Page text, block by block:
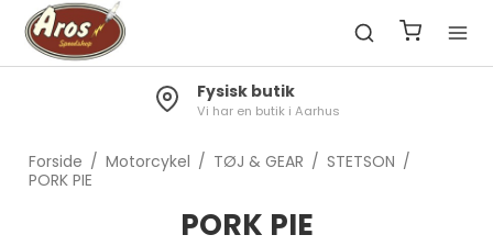
Fysisk butik
Vi har en butik i Aarhus
Forside / Motorcykel / TØJ & GEAR / STETSON /
PORK PIE
PORK PIE